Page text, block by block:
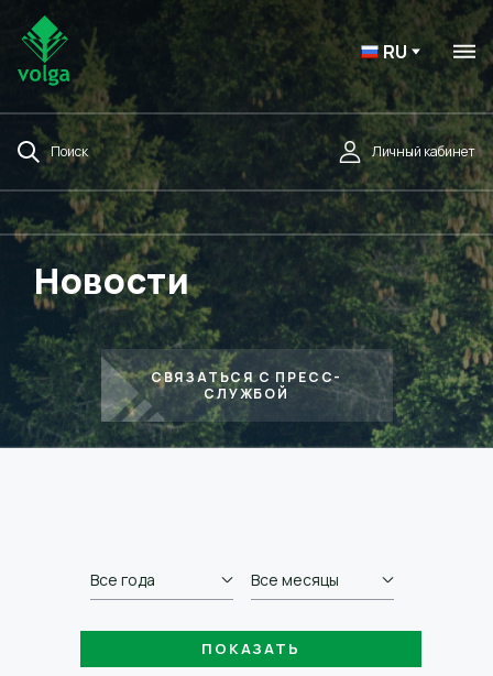
RU
Поиск Личный кабинет
Новости
СВЯЗАТЬСЯ С ПРЕСС-
СЛУЖБОЙ
Все года Все месяцы